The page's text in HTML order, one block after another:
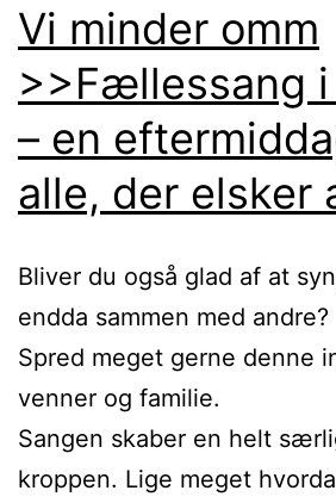
Vi minder omm
>>Fællessang i
– en
alle, der elsker
Bliver du også glad af at
endda sammen med andre?
Spred meget gerne denne
venner og familie.
Sangen skaber en helt
kroppen. Lige meget